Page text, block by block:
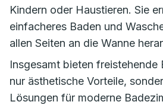
Kindern oder Haustieren. Sie
einfacheres Baden und
allen Seiten an die Wanne
Insgesamt bieten freistehende
nur ästhetische Vorteile,
Lösungen für moderne